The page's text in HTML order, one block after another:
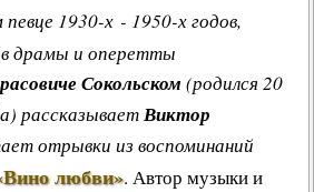
1930-х - 1950-х годов,
драмы и оперетты
Сокольском (родился 20
рассказываетВиктор
отрывки из воспоминаний
любви». Автор музыки и